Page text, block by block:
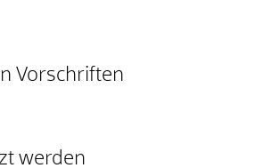
Vorschriften
werden